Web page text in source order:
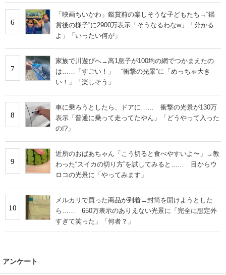
6
「映画ちいかわ」鑑賞前の楽しそうな子どもたち→“鑑
賞後の様子”に2900万表示「そうなるわなw」「分かる
よ」「いったい何が」
7
家族で川遊びへ→高1息子が100均の網でつかまえたの
は……「すごい！」 “衝撃の光景”に「めっちゃ大き
い！」「楽しそう」
8
車に乗ろうとしたら、ドアに…… 衝撃の光景が130万
表示「普通に乗って走ってたやん」「どうやって入った
の!?」
9
近所のおばあちゃん「こう切ると食べやすいよ〜」→教
わった“スイカの切り方”を試してみると…… 目からウ
ロコの光景に「やってみます」
10
メルカリで買った商品が到着→封筒を開けようとした
ら…… 650万表示のありえない光景に「完全に想定外
すぎて笑った」「何者？」
アンケート